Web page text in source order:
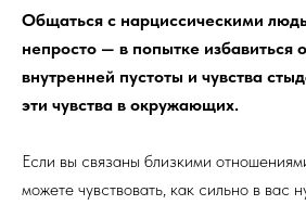
Общаться с нарциссическими
непросто — в попытке избавиться
внутренней пустоты и чувства
эти чувства в окружающих.
Если вы связаны близкими
можете чувствовать, как сильно в вас